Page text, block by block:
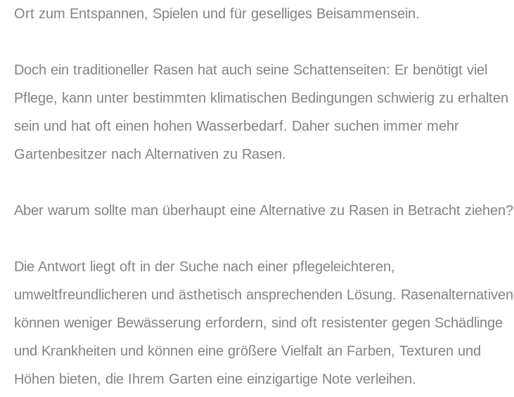
Ort zum Entspannen, Spielen und für geselliges Beisammensein.
Doch ein traditioneller Rasen hat auch seine Schattenseiten: Er benötigt viel
Pflege, kann unter bestimmten klimatischen Bedingungen schwierig zu erhalten
sein und hat oft einen hohen Wasserbedarf. Daher suchen immer mehr
Gartenbesitzer nach Alternativen zu Rasen.
Aber warum sollte man überhaupt eine Alternative zu Rasen in Betracht ziehen?
Die Antwort liegt oft in der Suche nach einer pflegeleichteren,
umweltfreundlicheren und ästhetisch ansprechenden Lösung. Rasenalternativen
können weniger Bewässerung erfordern, sind oft resistenter gegen Schädlinge
und Krankheiten und können eine größere Vielfalt an Farben, Texturen und
Höhen bieten, die Ihrem Garten eine einzigartige Note verleihen.